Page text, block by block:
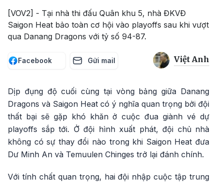
[VOV2] - Tại nhà thi đấu Quân khu 5, nhà ĐKVĐ
Saigon Heat bảo toàn cơ hội vào playoffs sau khi vượt
qua Danang Dragons với tỷ số 94-87.
Facebook Gửi mail Việt Anh
Dịp đụng độ cuối cùng tại vòng bảng giữa Danang
Dragons và Saigon Heat có ý nghĩa quan trọng bởi đội
thất bại sẽ gặp khó khăn ở cuộc đua giành vé dự
playoffs sắp tới. Ở đội hình xuất phát, đội chủ nhà
không có sự thay đổi nào trong khi Saigon Heat đưa
Dư Minh An và Temuulen Chinges trở lại đánh chính.
Với tính chất quan trọng, hai đội nhập cuộc tập trung